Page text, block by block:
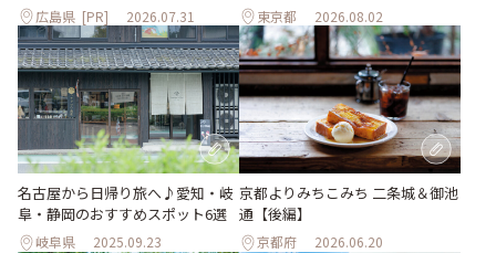
広島県 [PR] 2026.07.31 東京都 2026.08.02
名古屋から日帰り旅へ♪愛知・岐
阜・静岡のおすすめスポット6選
岐阜県 2025.09.23
京都よりみちこみち 二条城＆御池
通【後編】
京都府 2026.06.20